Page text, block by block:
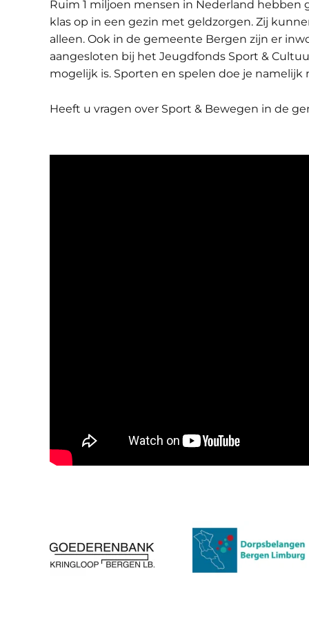
Ruim 1 miljoen mensen in Nederland
klas op in een gezin met geldzorgen. Zij
alleen. Ook in de gemeente Bergen zijn er
aangesloten bij het Jeugdfonds Sport &
mogelijk is. Sporten en spelen doe je
Heeft u vragen over Sport & Bewegen in de